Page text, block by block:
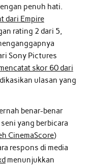
penuh hati.
dari Empire
rating 2 dari 5,
Sony Pictures
skor 60 dari
ulasan yang
benar-benar
yang berbicara
CinemaScore)
respons di media
menunjukkan